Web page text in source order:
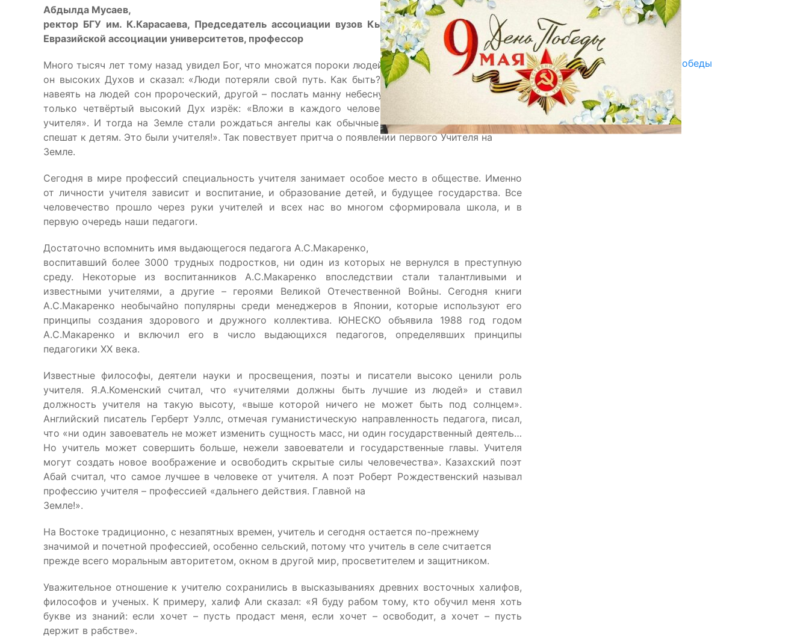
Абдылда Мусаев,
ректор БГУ им. К.Карасаева, Председатель ассоциации вузов Кыргызстана, Вице-президент
Евразийской ассоциации университетов, профессор
Много тысяч лет тому назад увидел Бог, что множатся пороки людей и решил помочь им. Созвал
он высоких Духов и сказал: «Люди потеряли свой путь. Как быть?» Один из духов предложил
навеять на людей сон пророческий, другой – послать манну небесную, третий – воду от Бога. И
только четвёртый высокий Дух изрёк: «Вложи в каждого человека жажду знаний и дай им
учителя». И тогда на Земле стали рождаться ангелы как обычные дети, которые взрослеют и
спешат к детям. Это были учителя!». Так повествует притча о появлении первого Учителя на
Земле.
Сегодня в мире профессий специальность учителя занимает особое место в обществе. Именно
от личности учителя зависит и воспитание, и образование детей, и будущее государства. Все
человечество прошло через руки учителей и всех нас во многом сформировала школа, и в
первую очередь наши педагоги.
Достаточно вспомнить имя выдающегося педагога А.С.Макаренко,
воспитавший более 3000 трудных подростков, ни один из которых не вернулся в преступную
среду. Некоторые из воспитанников А.С.Макаренко впоследствии стали талантливыми и
известными учителями, а другие – героями Великой Отечественной Войны. Сегодня книги
А.С.Макаренко необычайно популярны среди менеджеров в Японии, которые используют его
принципы создания здорового и дружного коллектива. ЮНЕСКО объявила 1988 год годом
А.С.Макаренко и включил его в число выдающихся педагогов, определявших принципы
педагогики ХХ века.
Известные философы, деятели науки и просвещения, поэты и писатели высоко ценили роль
учителя. Я.А.Коменский считал, что «учителями должны быть лучшие из людей» и ставил
должность учителя на такую высоту, «выше которой ничего не может быть под солнцем».
Английский писатель Герберт Уэллс, отмечая гуманистическую направленность педагога, писал,
что «ни один завоеватель не может изменить сущность масс, ни один государственный деятель…
Но учитель может совершить больше, нежели завоеватели и государственные главы. Учителя
могут создать новое воображение и освободить скрытые силы человечества». Казахский поэт
Абай считал, что самое лучшее в человеке от учителя. А поэт Роберт Рождественский называл
профессию учителя – профессией «дальнего действия. Главной на
Земле!».
На Востоке традиционно, с незапятных времен, учитель и сегодня остается по-прежнему
значимой и почетной профессией, особенно сельский, потому что учитель в селе считается
прежде всего моральным авторитетом, окном в другой мир, просветителем и защитником.
Уважительное отношение к учителю сохранились в высказываниях древних восточных халифов,
философов и ученых. К примеру, халиф Али сказал: «Я буду рабом тому, кто обучил меня хоть
букве из знаний: если хочет – пусть продаст меня, если хочет – освободит, а хочет – пусть
держит в рабстве».
07.08.2025
Улуу Жеңиштин жандуу сөзү
29.04.2025
Награды в преддверии Дня Победы
29.04.2025